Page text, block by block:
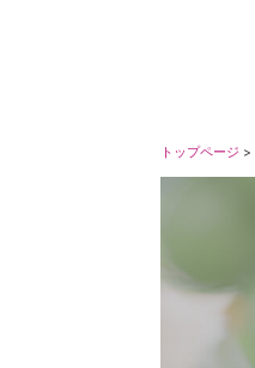
トップページ >